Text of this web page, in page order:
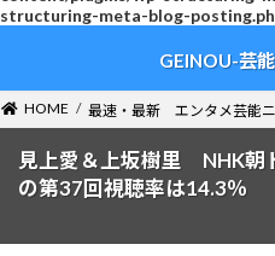
structuring-meta-blog-
ン
ツ
ー
シ
GEINOU-芸
HOME 最速・最新 エンタメ芸能
見上愛＆上坂樹里 NHK朝
の第37回視聴率は14.3％